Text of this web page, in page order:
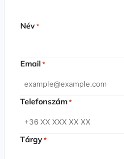
Név *
Email *
Telefonszám *
Tárgy *